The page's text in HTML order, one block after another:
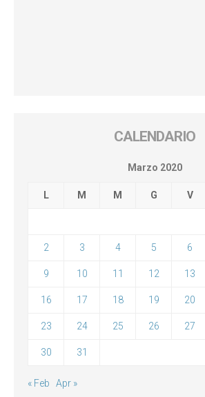
CALENDARIO
Marzo 2020
L M M G V
2 3 4 5 6
9 10 11 12 13
16 17 18 19 20
23 24 25 26 27
30 31
« Feb Apr »